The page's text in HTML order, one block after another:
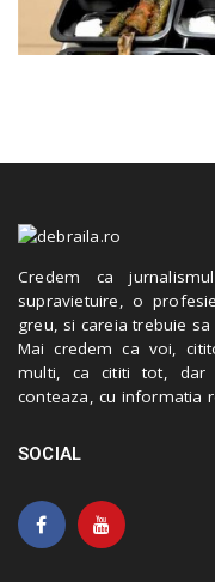
Credem ca
supravietuire, o
greu, si careia trebuie
Mai credem ca voi,
multi, ca cititi tot, dar
conteaza, cu informatia
SOCIAL